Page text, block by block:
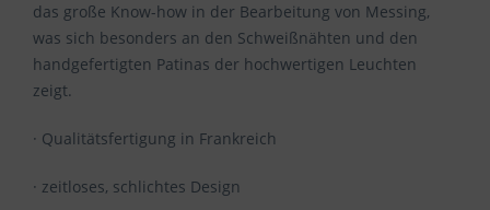
das große Know-how in der Bearbeitung von Messing,
was sich besonders an den Schweißnähten und den
handgefertigten Patinas der hochwertigen Leuchten
zeigt.
· Qualitätsfertigung in Frankreich
· zeitloses, schlichtes Design